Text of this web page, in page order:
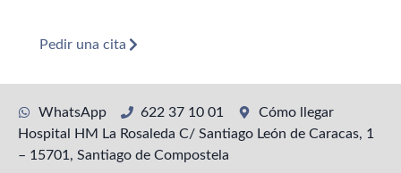
Pedir una cita
WhatsApp 622 37 10 01
Cómo llegar
Hospital HM La Rosaleda C/ Santiago León de Caracas, 1
– 15701, Santiago de Compostela